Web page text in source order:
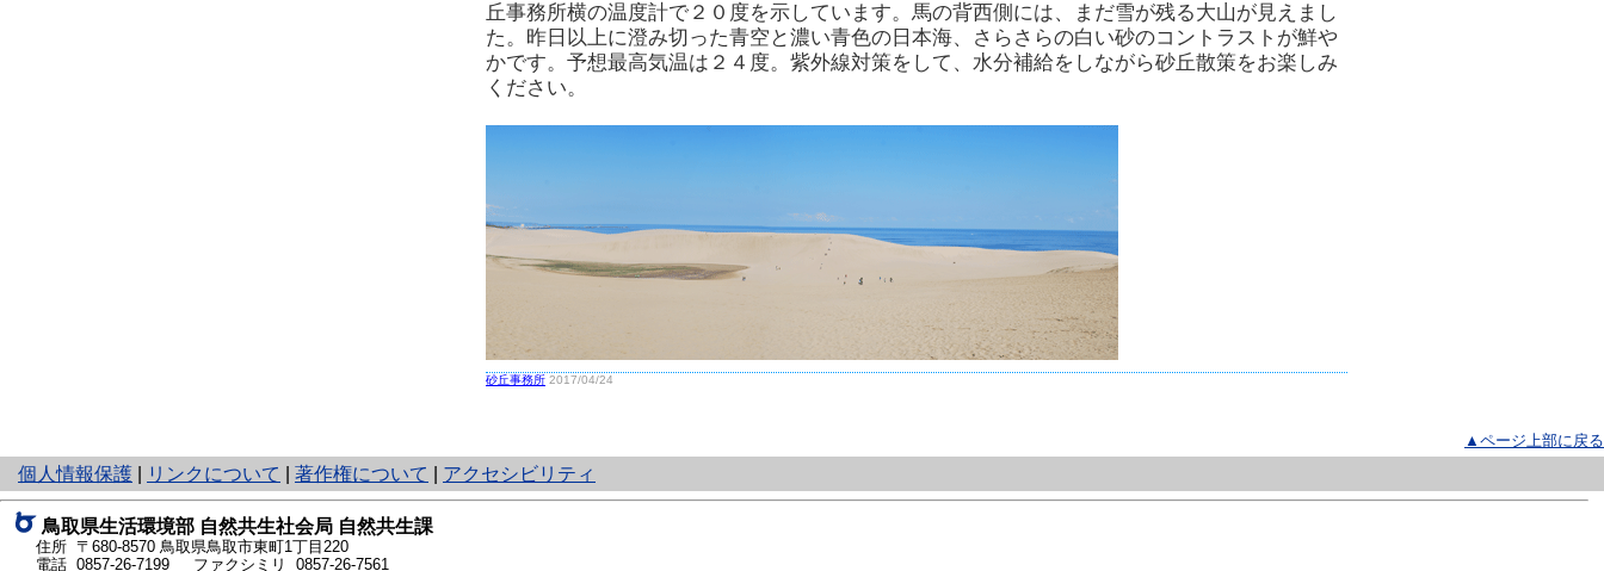
丘事務所横の温度計で２０度を示しています。馬の背西側には、まだ雪が残る大山が見えまし
た。昨日以上に澄み切った青空と濃い青色の日本海、さらさらの白い砂のコントラストが鮮や
かです。予想最高気温は２４度。紫外線対策をして、水分補給をしながら砂丘散策をお楽しみ
ください。
砂丘事務所 2017/04/24
▲ページ上部に戻る
個人情報保護
と
り
ネ
ッ
ト
リンクについて 著作権について アクセシビリティ
鳥取県生活環境部 自然共生社会局 自然共生課
住所 〒680-8570 鳥取県鳥取市東町1丁目220
電話 0857-26-7199 ファクシミリ 0857-26-7561